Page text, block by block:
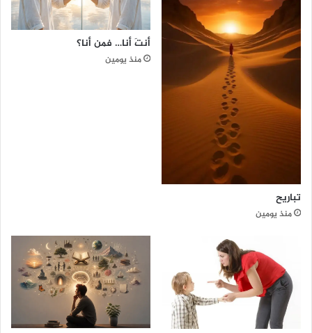
ع
ع
ق
ا
ل
ا
ل
تباريح
منذ يومين
أنتَ أنا… فمن أنا؟
منذ يومين